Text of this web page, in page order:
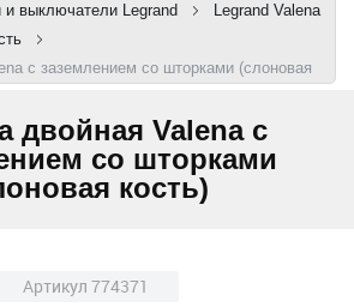
и выключатели Legrand
Legrand Valena
с заземлением со шторками (слоновая
двойная Valena с
со шторками
кость)
Артикул 774371